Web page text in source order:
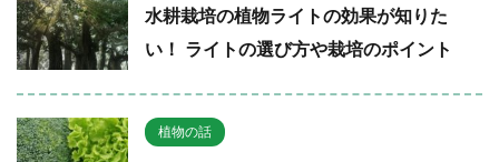
水耕栽培の植物ライトの効果が知りた
い！ ライトの選び方や栽培のポイント
植物の話